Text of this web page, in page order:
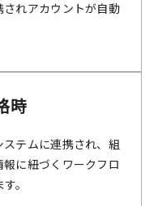
されアカウントが自動
時
テムに連携され、組
に紐づくワークフロ
。